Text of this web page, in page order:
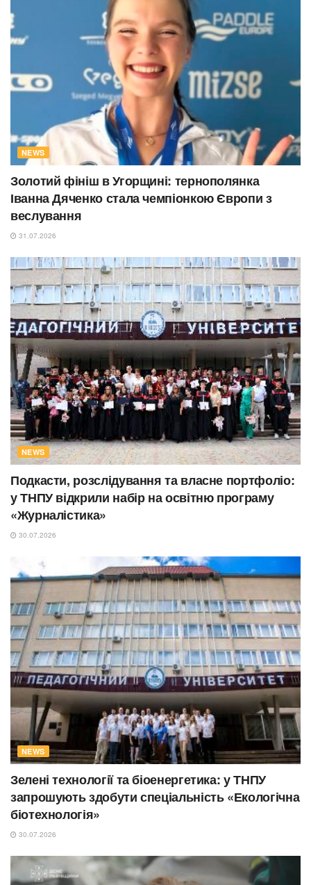
NEWS
Золотий фініш в Угорщині: тернополянка
Іванна Дяченко стала чемпіонкою Європи з
веслування
31.07.2026
NEWS
Подкасти, розслідування та власне портфоліо:
у ТНПУ відкрили набір на освітню програму
«Журналістика»
30.07.2026
NEWS
Зелені технології та біоенергетика: у ТНПУ
запрошують здобути спеціальність «Екологічна
біотехнологія»
30.07.2026